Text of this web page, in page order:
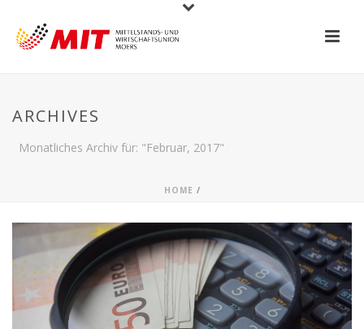
ARCHIVES
Monatliches Archiv für: "Februar, 2017"
HOME /